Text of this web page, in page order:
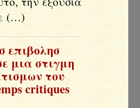
(…)
επιβολησ
μια στιγμη
του
critiques